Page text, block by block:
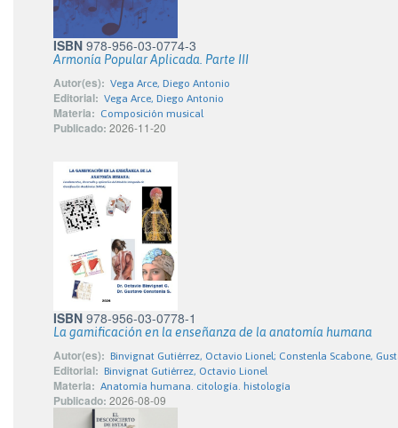
ISBN 978-956-03-0774-3
Armonía Popular Aplicada. Parte III
Autor(es): Vega Arce, Diego Antonio
Editorial: Vega Arce, Diego Antonio
Materia: Composición musical
Publicado: 2026-11-20
ISBN 978-956-03-0778-1
La gamificación en la enseñanza de la anatomía humana
Autor(es): Binvignat Gutiérrez, Octavio Lionel; Constenla Scabone,
Editorial: Binvignat Gutiérrez, Octavio Lionel
Materia: Anatomía humana. citología. histología
Publicado: 2026-08-09